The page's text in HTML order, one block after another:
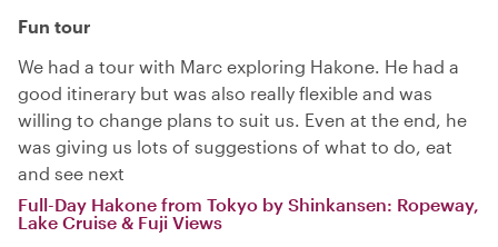
Fun tour
We had a tour with Marc exploring Hakone. He had a
good itinerary but was also really flexible and was
willing to change plans to suit us. Even at the end, he
was giving us lots of suggestions of what to do, eat
and see next
Full-Day Hakone from Tokyo by Shinkansen: Ropeway,
Lake Cruise & Fuji Views